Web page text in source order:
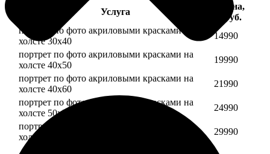
Услуга
Цена,
руб.
портрет по фото акриловыми красками на
холсте 30х40
14990
портрет по фото акриловыми красками на
холсте 40х50
19990
портрет по фото акриловыми красками на
холсте 40х60
21990
портрет по фото акриловыми красками на
холсте 50х70
24990
портрет по фото акриловыми красками на
холсте 60х70
29990